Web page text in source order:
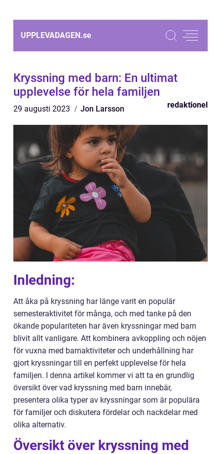
UPPLEVADAGEN.se
Kryssning med barn: En ultimat
upplevelse för hela familjen
29 augusti 2023 Jon Larsson redaktionel
Inledning:
Att åka på kryssning har länge varit en populär
semesteraktivitet för många, och med tanke på den
ökande populariteten har även kryssningar med barn
blivit allt vanligare. Att kombinera avkoppling och nöjen
för vuxna med barnaktiviteter och underhållning har
gjort kryssningar till en perfekt upplevelse för hela
familjen. I denna artikel kommer vi att ta en grundlig
översikt över vad kryssning med barn innebär,
presentera olika typer av kryssningar som är populära
för familjer och diskutera fördelar och nackdelar med
olika alternativ.
Översikt över kryssning med